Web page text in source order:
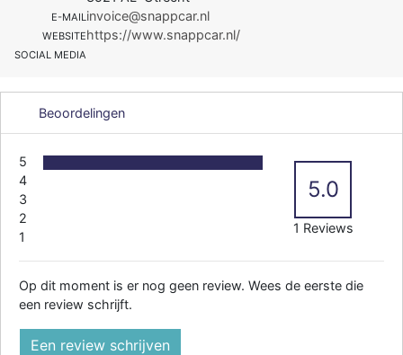
E-MAILinvoice@snappcar.nl
WEBSITEhttps://www.snappcar.nl/
SOCIAL MEDIA
Beoordelingen
5
4
3
2
1
5.0
1 Reviews
Op dit moment is er nog geen review. Wees de eerste die
een review schrijft.
Een review schrijven